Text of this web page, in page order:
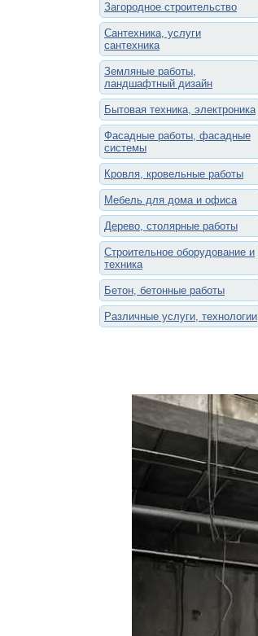
Загородное строительство
Сантехника, услуги
сантехника
Земляные работы,
ландшафтный дизайн
Бытовая техника, электроника
Фасадные работы, фасадные
системы
Кровля, кровельные работы
Мебель для дома и офиса
Дерево, столярные работы
Строительное оборудование и
техника
Бетон, бетонные работы
Различные услуги, технологии